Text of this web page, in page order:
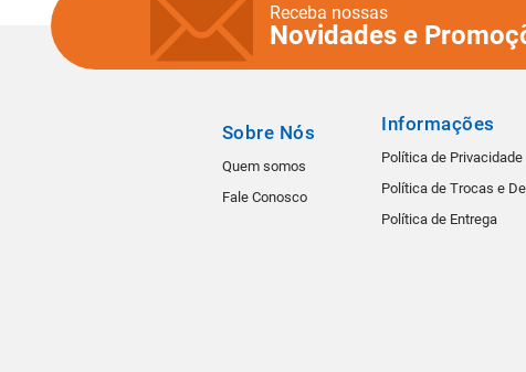
Receba nossas
Novidades e
Sobre Nós
Quem somos
Fale Conosco
Informações
Política de Privacidade
Política de Trocas e
Política de Entrega